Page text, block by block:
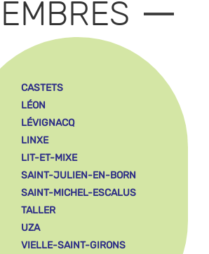
CASTETS
LÉON
LÉVIGNACQ
LINXE
LIT-ET-MIXE
SAINT-JULIEN-EN-BORN
SAINT-MICHEL-ESCALUS
TALLER
UZA
VIELLE-SAINT-GIRONS